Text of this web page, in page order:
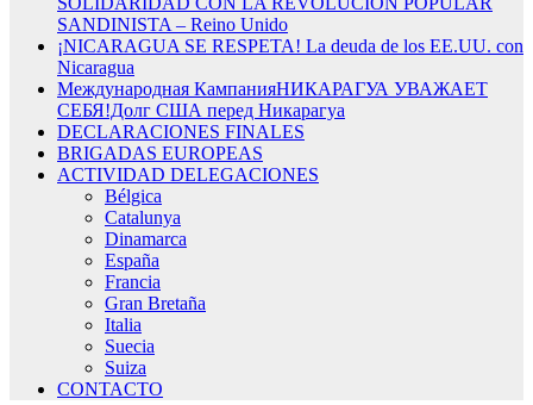
SANDINISTA – Reino Unido
¡NICARAGUA SE RESPETA! La deuda de los EE.UU. con
Nicaragua
Международная КампанияНИКАРАГУА УВАЖАЕТ
СЕБЯ!Долг США перед Никарагуа
DECLARACIONES FINALES
BRIGADAS EUROPEAS
ACTIVIDAD DELEGACIONES
Bélgica
Catalunya
Dinamarca
España
Francia
Gran Bretaña
Italia
Suecia
Suiza
CONTACTO